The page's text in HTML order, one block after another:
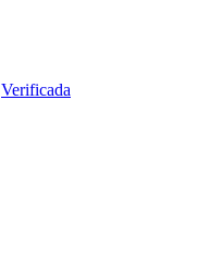
Verificada